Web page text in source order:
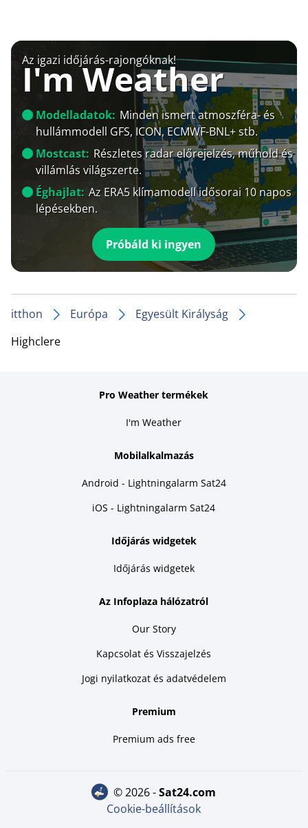
Az igazi időjárás-rajongóknak!
I'm Weather
Modelladatok: Minden ismert atmoszféra- és
hullámmodell GFS, ICON, ECMWF-BNL+ stb.
Mostcast: Részletes radar előrejelzés, műhold és
villámlás világszerte.
Éghajlat: Az ERA5 klímamodell idősorai 10 napos
lépésekben.
Próbáld ki ingyen
itthon Európa
Egyesült Királyság
Highclere
Pro Weather termékek
I'm Weather
Mobilalkalmazás
Android - Lightningalarm Sat24
iOS - Lightningalarm Sat24
Időjárás widgetek
Időjárás widgetek
Az Infoplaza hálózatról
Our Story
Kapcsolat és Visszajelzés
Jogi nyilatkozat és adatvédelem
Premium
Premium ads free
© 2026 - sat24.com
Cookie-beállítások